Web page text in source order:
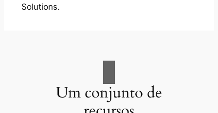
Solutions.
Um conjunto de